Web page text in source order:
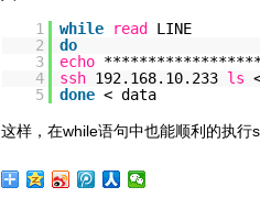
1
while read
LINE
2
do
3
echo
4
ssh 192.168.10.233 ls
5
done < data
这样，在while语句中也能顺利的执行